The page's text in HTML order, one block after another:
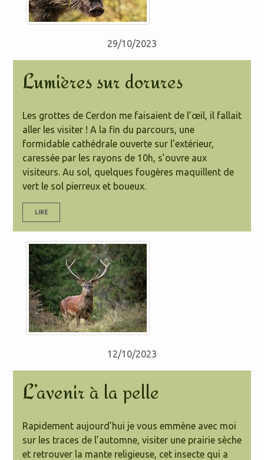
29/10/2023
Lumières sur dorures
Les grottes de Cerdon me faisaient de l’œil, il fallait
aller les visiter ! A la fin du parcours, une
formidable cathédrale ouverte sur l’extérieur,
caressée par les rayons de 10h, s’ouvre aux
visiteurs. Au sol, quelques fougères maquillent de
vert le sol pierreux et boueux.
LIRE
12/10/2023
L’avenir à la pelle
Rapidement aujourd’hui je vous emmène avec moi
sur les traces de l’automne, visiter une prairie sèche
et retrouver la mante religieuse, cet insecte qui a